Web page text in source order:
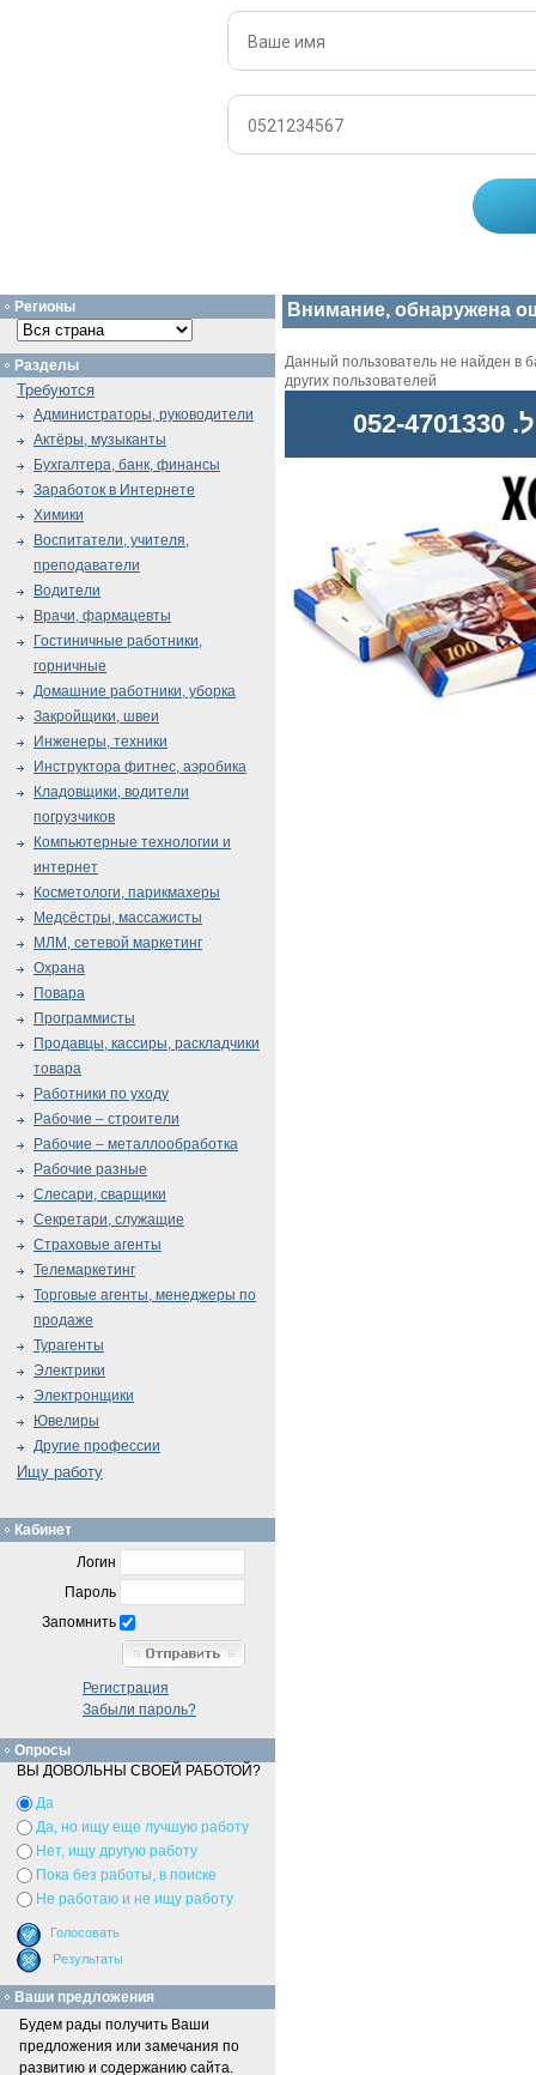
Внимание, обнаружена
Данный пользователь не найден в
других пользователей
Регионы
Разделы
Требуются
Администраторы, руководители
Актёры, музыканты
Бухгалтера, банк, финансы
Заработок в Интернете
Химики
Воспитатели, учителя,
преподаватели
Водители
Врачи, фармацевты
Гостиничные работники,
горничные
Домашние работники, уборка
Закройщики, швеи
Инженеры, техники
Инструктора фитнес, аэробика
Кладовщики, водители
погрузчиков
Компьютерные технологии и
интернет
Косметологи, парикмахеры
Медсёстры, массажисты
МЛМ, сетевой маркетинг
Охрана
Повара
Программисты
Продавцы, кассиры, раскладчики
товара
Работники по уходу
Рабочие – строители
Рабочие – металлообработка
Рабочие разные
Слесари, сварщики
Секретари, служащие
Страховые агенты
Телемаркетинг
Торговые агенты, менеджеры по
продаже
Турагенты
Электрики
Электронщики
Ювелиры
Другие профессии
Ищу работу
Кабинет
Логин
Пароль
Запомнить
Регистрация
Забыли пароль?
Опросы
ВЫ ДОВОЛЬНЫ СВОЕЙ РАБОТОЙ?
Да
Да, но ищу еще лучшую работу
Нет, ищу другую работу
Пока без работы, в поиске
Не работаю и не ищу работу
Ваши предложения
Будем рады получить Ваши
предложения или замечания по
развитию и содержанию сайта.